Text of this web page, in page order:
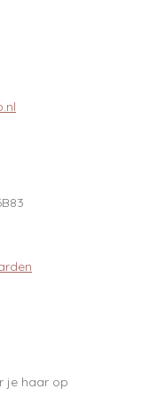
je haar op